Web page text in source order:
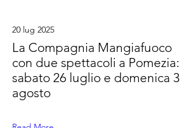
20 lug 2025
La Compagnia Mangiafuoco
con due spettacoli a Pomezia:
sabato 26 luglio e domenica 3
agosto